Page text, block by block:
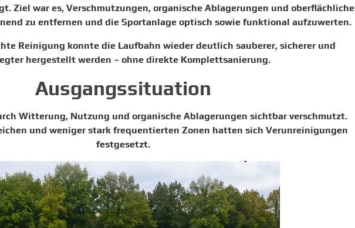
Ziel war es, Verschmutzungen, organische Ablagerungen und oberflächliche
zu entfernen und die Sportanlage optisch sowie funktional aufzuwerten.
Reinigung konnte die Laufbahn wieder deutlich sauberer, sicherer und
hergestellt werden – ohne direkte Komplettsanierung.
Ausgangssituation
Witterung, Nutzung und organische Ablagerungen sichtbar verschmutzt.
und weniger stark frequentierten Zonen hatten sich Verunreinigungen
festgesetzt.